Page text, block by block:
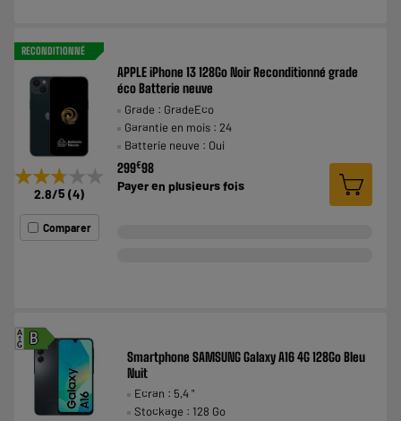
RECONDITIONNÉ
★★★★★
★★★★★
2.8/5 (4)
Comparer
APPLE iPhone 13 128Go Noir Reconditionné grade
éco Batterie neuve
Grade : GradeEco
Garantie en mois : 24
Batterie neuve : Oui
299€98
Payer en plusieurs fois
B
A
G
Smartphone SAMSUNG Galaxy A16 4G 128Go Bleu
Nuit
Ecran : 5,4 "
Stockage : 128 Go